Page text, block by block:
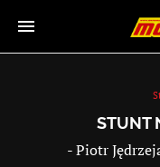
STUNT
-Piotr